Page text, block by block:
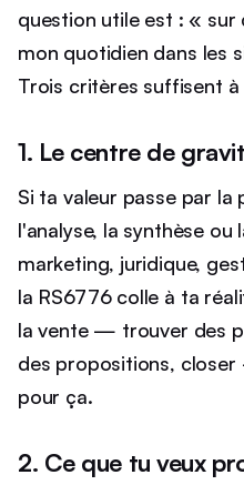
question utile est : « sur
mon quotidien dans les
Trois critères suffisent à
1. Le centre de
Si ta valeur passe par
l'analyse, la synthèse ou
marketing, juridique,
la RS6776 colle à ta
la vente — trouver des
des propositions,
pour ça.
2. Ce que tu veux